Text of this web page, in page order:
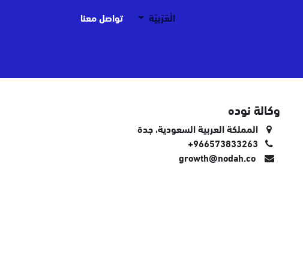
الْعَرَبيّة تواصل معنا
وكالة نوده
المملكة العربية السعودية، جدة
+966573833263